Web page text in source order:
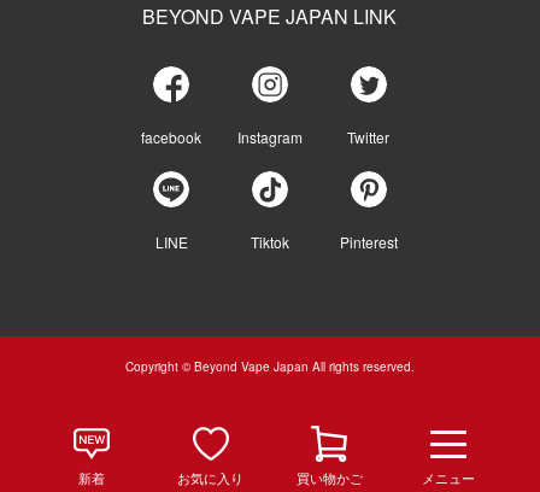
新着 お気に入り 買い物かご メニュー
BEYOND VAPE JAPAN LINK
facebook Instagram Twitter
LINE Tiktok Pinterest
Copyright © Beyond Vape Japan All rights reserved.